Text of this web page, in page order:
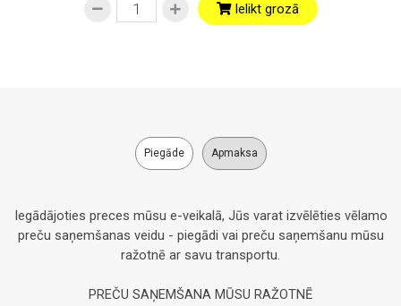
Ielikt grozā
Piegāde Apmaksa
Iegādājoties preces mūsu e-veikalā, Jūs varat izvēlēties vēlamo
preču saņemšanas veidu - piegādi vai preču saņemšanu mūsu
ražotnē ar savu transportu.
PREČU SAŅEMŠANA MŪSU RAŽOTNĒ